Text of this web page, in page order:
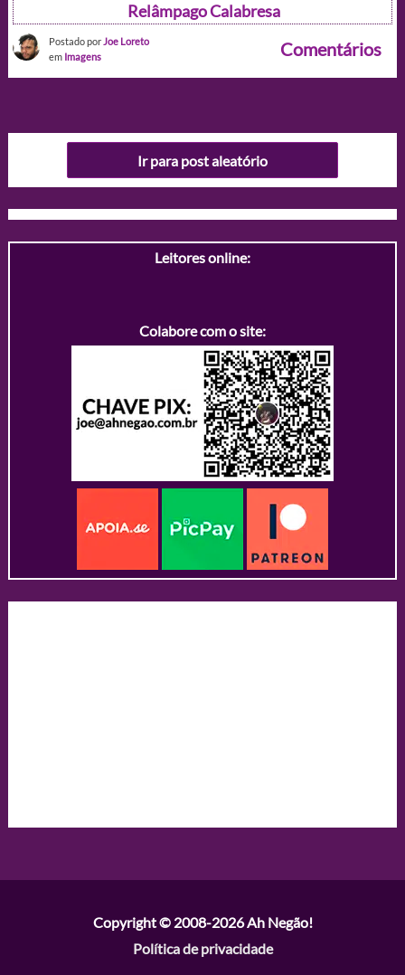
Relâmpago Calabresa
Postado por Joe Loreto
em Imagens Comentários
Ir para post aleatório
Leitores online:
Colabore com o site:
Copyright © 2008-2026Ah Negão!
Política de privacidade